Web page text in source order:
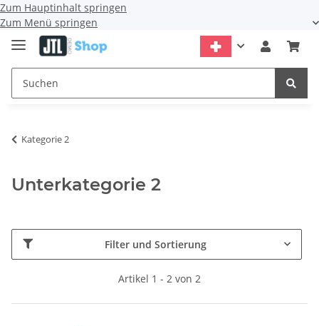
Zum Hauptinhalt springen
Zum Menü springen
Kategorie 2
Unterkategorie 2
Filter und Sortierung
Artikel 1 - 2 von 2